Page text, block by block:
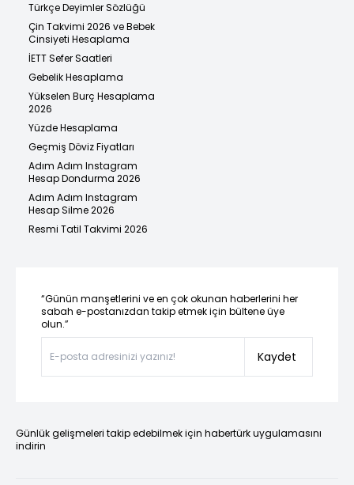
Türkçe Deyimler Sözlüğü
Çin Takvimi 2026 ve Bebek
Cinsiyeti Hesaplama
İETT Sefer Saatleri
Gebelik Hesaplama
Yükselen Burç Hesaplama
2026
Yüzde Hesaplama
Geçmiş Döviz Fiyatları
Adım Adım Instagram
Hesap Dondurma 2026
Adım Adım Instagram
Hesap Silme 2026
Resmi Tatil Takvimi 2026
“Günün manşetlerini ve en çok okunan haberlerini her
sabah e-postanızdan takip etmek için bültene üye
olun.”
Kaydet
Günlük gelişmeleri takip edebilmek için habertürk uygulamasını
indirin